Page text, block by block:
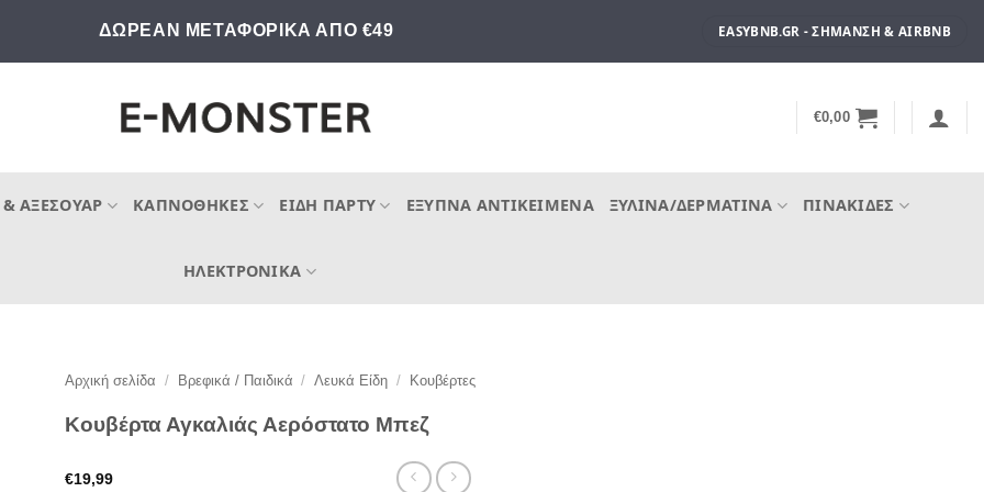
ΔΩΡΕΑΝ ΜΕΤΑΦΟΡΙΚΑ ΑΠΟ €49 EASYBNB.GR - ΣΉΜΑΝΣΗ & AIRBNB
€0,00
ΑΞΕΣΟΥΆΡ ΚΑΠΝΟΘΉΚΕΣ ΕΊΔΗ ΠΆΡΤΥ ΈΞΥΠΝΑ ΑΝΤΙΚΕΊΜΕΝΑ ΞΎΛΙΝΑ/ΔΕΡΜΆΤΙΝΑ ΠΙΝΑΚΊΔΕΣ
ΗΛΕΚΤΡΟΝΙΚΆ
Αρχική σελίδα / Βρεφικά / Παιδικά / Λευκά Είδη / Κουβέρτες
Κουβέρτα Αγκαλιάς Αερόστατο Μπεζ
€19,99